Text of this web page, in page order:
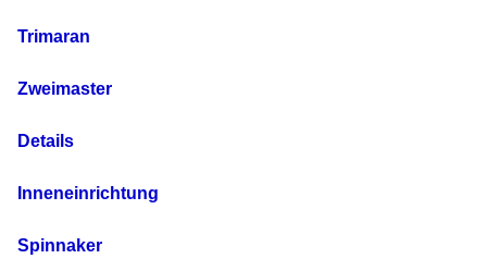
Trimaran
Zweimaster
Details
Inneneinrichtung
Spinnaker